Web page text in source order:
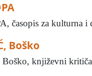
časopis za kulturna
Boško
književni